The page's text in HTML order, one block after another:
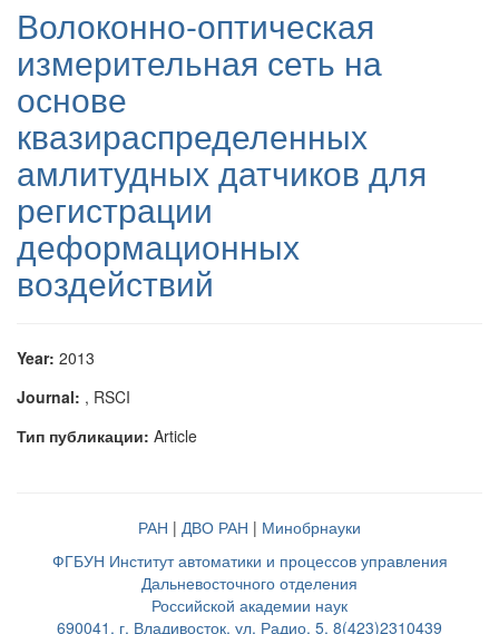
Волоконно-оптическая
измерительная сеть на
основе
квазираспределенных
амлитудных датчиков для
регистрации
деформационных
воздействий
Year: 2013
Journal: , RSCI
Тип публикации: Article
РАН | ДВО РАН | Минобрнауки
ФГБУН Институт автоматики и процессов управления
Дальневосточного отделения
Российской академии наук
690041, г. Владивосток, ул. Радио, 5, 8(423)2310439